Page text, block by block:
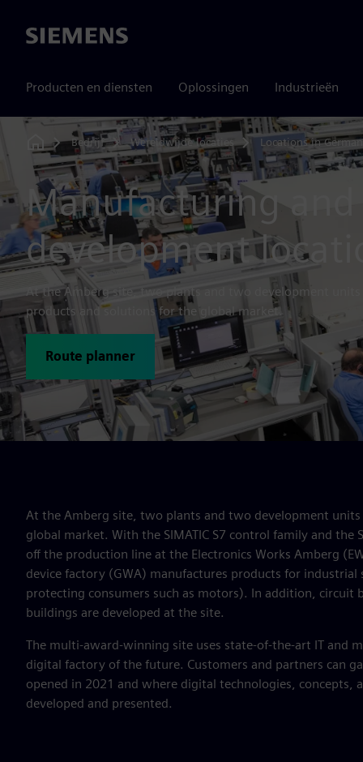
Siemens
Producten en diensten Oplossingen Industrieën
Home
Bedrijf Wereldwijde locaties Locations in
Manufacturing and
development
At the Amberg site, two plants and two development
products and solutions for the global market.
Route planner
At the Amberg site, two plants and two development
global market. With the SIMATIC S7 control family and
off the production line at the Electronics Works Amberg
device factory (GWA) manufactures products for
protecting consumers such as motors). In addition,
buildings are developed at the site.
The multi-award-winning site uses state-of-the-art IT and
digital factory of the future. Customers and partners can
opened in 2021 and where digital technologies,
developed and presented.